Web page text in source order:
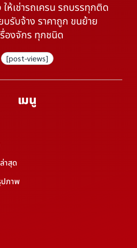
ให้เช่ารถเครน รถบรรทุกติด
บรับจ้าง ราคาถูก ขนย้าย
องจักร ทุกชนิด
[post-views]
เมนู
าสุด
ภาพ